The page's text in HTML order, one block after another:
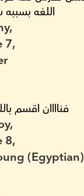
اللغه
7,
فناااان اقسم
8,
(Egyptian)